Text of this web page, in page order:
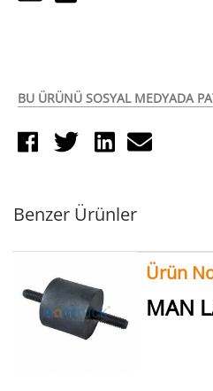
BU ÜRÜNÜ SOSYAL MEDYADA
Benzer Ürünler
Ürün
MAN